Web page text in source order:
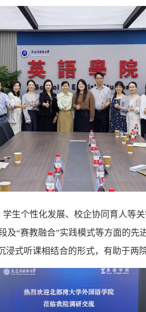
生个性化发展、校企协同育人等
“赛教融合”实践模式等方面的
式听课相结合的形式，有助于两